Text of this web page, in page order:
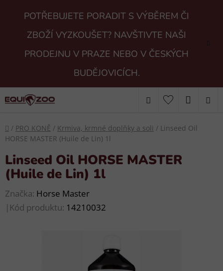
POTŘEBUJETE PORADIT S VÝBĚREM ČI
ZBOŽÍ VYZKOUŠET? NAVŠTIVTE NAŠI
PRODEJNU V PRAZE NEBO V ČESKÝCH
BUDĚJOVICÍCH.
Hledat
KOŠÍK
Domů
/ PRO KONĚ / Krmiva, krmné doplňky a soli / Linseed Oil
HORSE MASTER (Huile de Lin) 1l
Linseed Oil HORSE MASTER
(Huile de Lin) 1l
Značka: Horse Master
| Kód produktu: 14210032